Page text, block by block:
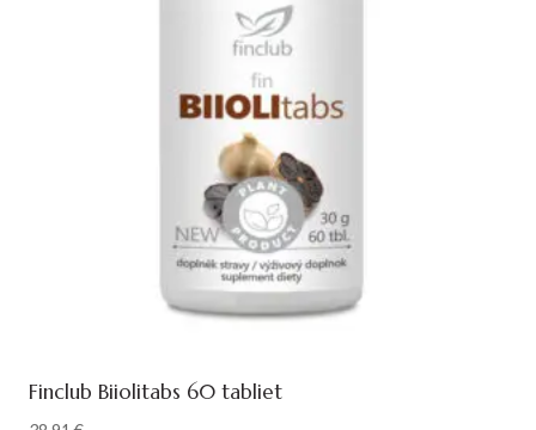
Finclub Biiolitabs 60 tabliet